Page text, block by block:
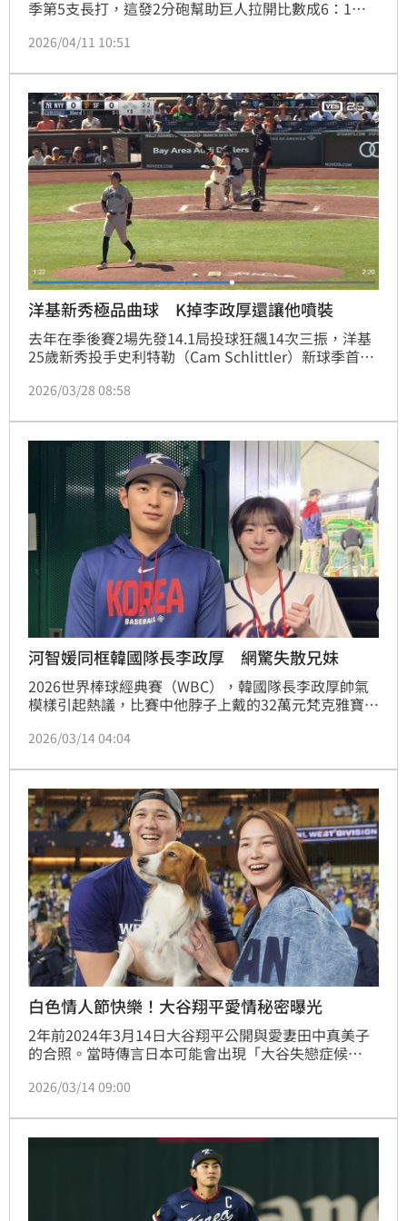
季第5支長打，這發2分砲幫助巨人拉開比數成6：1，
2026/04/11 10:51
洋基新秀極品曲球 K掉李政厚還讓他噴裝
去年在季後賽2場先發14.1局投球狂飆14次三振，洋基
25歲新秀投手史利特勒（Cam Schlittler）新球季首次
支安打。他本場第7次三振賞給李政厚，還讓他揮空噴
2026/03/28 08:58
河智媛同框韓國隊長李政厚 網驚失散兄妹
2026世界棒球經典賽（WBC），韓國隊長李政厚帥氣
模樣引起熱議，比賽中他脖子上戴的32萬元梵克雅寶項
政厚的合照，意外讓不少網友直呼兩人有「兄妹臉」，
2026/03/14 04:04
白色情人節快樂！大谷翔平愛情秘密曝光
2年前2024年3月14日大谷翔平公開與愛妻田中真美子
的合照。當時傳言日本可能會出現「大谷失戀症候
田大學畢業的田中真美子，情況卻完全相反。這位被稱
妒，反而讓更多球迷成為「大谷夫婦粉」。從低調退役
到白色情人節公開婚姻，從平價穿搭到幸福家庭，大谷
與真美子的愛情故事，藏著10個動人的秘密。
2026/03/14 09:00